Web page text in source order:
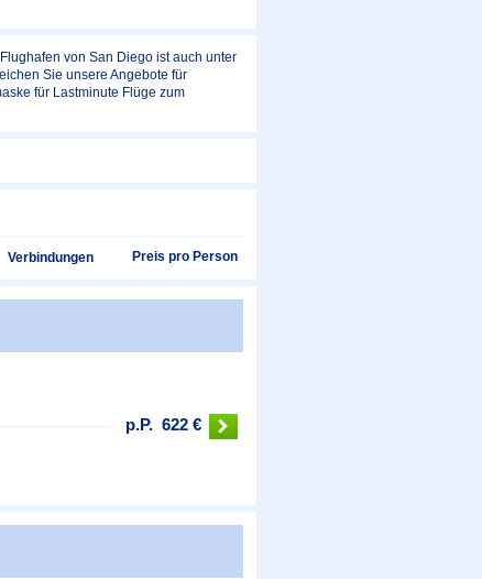
von San Diego ist auch unter
Sie unsere Angebote für
für Lastminute Flüge zum
Verbindungen Preis pro Person
p.P. 622 €